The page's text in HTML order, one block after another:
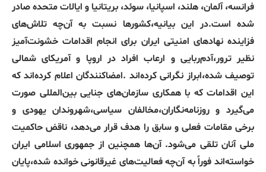
فرانسه، آلمان، هلند، اسپانیا، سوئد، بریتانیا و ایالات متحده صادر
شده است.در این بیانیه،کشورها نسبت به آن‌چه تلاش‌های
فزاینده نهادهای امنیتی ایران برای انجام اقدامات خشونت‌آمیز
نظیر ترور،آدم‌ربایی و ارعاب افراد در اروپا و آمریکای شمالی
توصیف شده،ابراز نگرانی کرده‌اند .امضاکنندگان اعلام کرده‌اند که
این اقدامات که با همکاری سازمان‌های جنایی بین‌المللی صورت
می‌گیرد و روزنامه‌نگاران،مخالفان سیاسی،شهروندان یهودی و
برخی مقامات فعلی و سابق را هدف قرار می‌دهد، ناقض حاکمیت
ملی آنان تلقی می‌شود. آن‌ها همچنین از جمهوری اسلامی ایران
خواسته‌اند فوراً به آن‌چه فعالیت‌های غیرقانونی خوانده شده،پایان